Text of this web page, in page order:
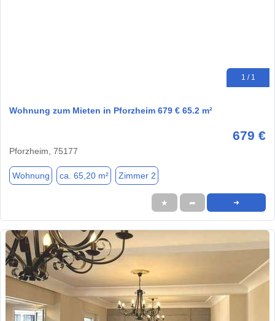
1 / 1
Wohnung zum Mieten in Pforzheim 679 € 65.2 m²
679 €
Pforzheim, 75177
Wohnung ca. 65,20 m² Zimmer 2
★ ➦ ➜